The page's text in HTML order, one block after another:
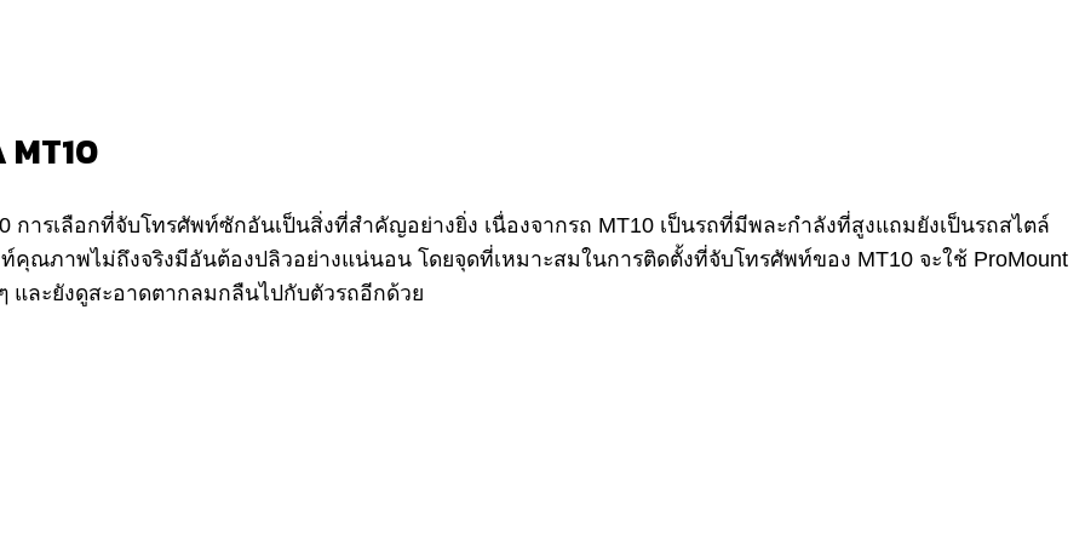
MT10
การเลือกที่จับโทรศัพท์ซักอันเป็นสิ่งที่สำคัญอย่างยิ่ง เนื่องจากรถ MT10 เป็นรถที่มีพละกำลังที่สูงแถมยังเป็นรถสไตล์
คุณภาพไม่ถึงจริงมีอันต้องปลิวอย่างแน่นอน โดยจุดที่เหมาะสมในการติดตั้งที่จับโทรศัพท์ของ MT10 จะใช้ ProMount
ละยังดูสะอาดตากลมกลืนไปกับตัวรถอีกด้วย